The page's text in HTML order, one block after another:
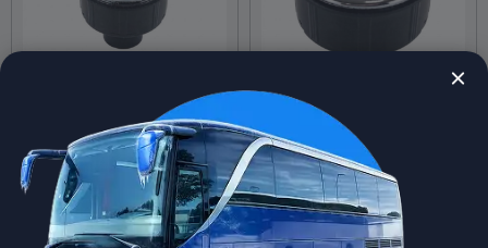
RC-U0982, дефлектор Ø 47
мм., закрывающийся,
поворотный с резьбой
spares-theme
от866₽
RC-U0984, дефлектор Ø 47
мм., закрывающийся,
поворотный с резьбой
spares-theme
от866₽